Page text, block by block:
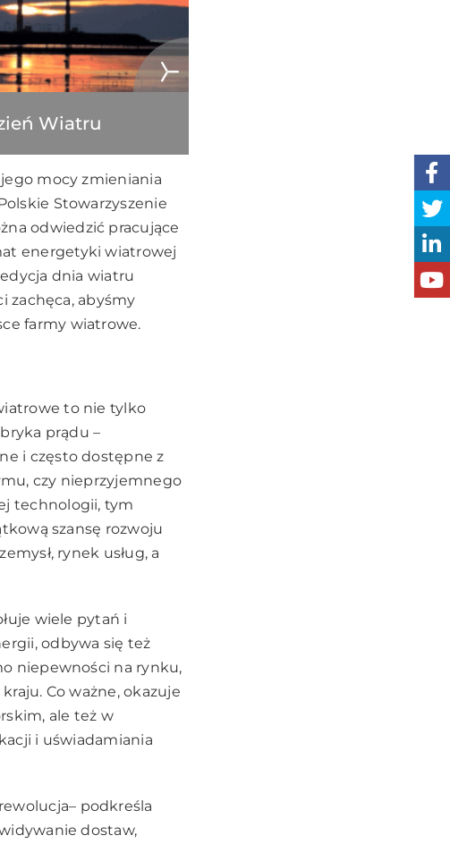
Wiatru
mocy zmieniania
Stowarzyszenie
odwiedzić pracujące
energetyki wiatrowej
dnia wiatru
zachęca, abyśmy
farmy wiatrowe.
to nie tylko
prądu –
i często dostępne z
czy nieprzyjemnego
technologii, tym
szansę rozwoju
rynek usług, a
wiele pytań i
odbywa się też
niepewności na rynku,
Co ważne, okazuje
ale też w
i uświadamiania
podkreśla
dostaw,